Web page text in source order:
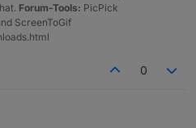
Forum-Tools: PicPick
ScreenToGif
0